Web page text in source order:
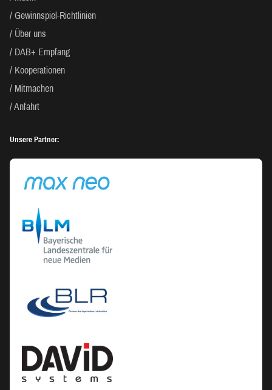
Gewinnspiel-Richtlinien
Über uns
DAB+ Empfang
Kooperationen
Mitmachen
Anfahrt
Unsere Partner: